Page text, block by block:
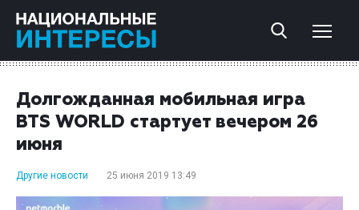
Долгожданная мобильная игра
BTS WORLD стартует вечером 26
июня
Другие новости 25 июня 2019 13:49